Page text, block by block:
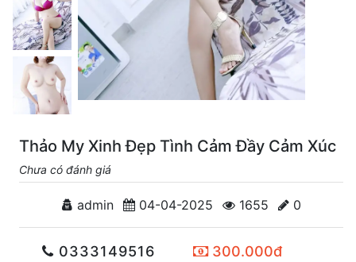
Thảo My Xinh Đẹp Tình Cảm Đầy Cảm Xúc
Chưa có đánh giá
admin 04-04-2025 1655 0
0333149516 300.000đ